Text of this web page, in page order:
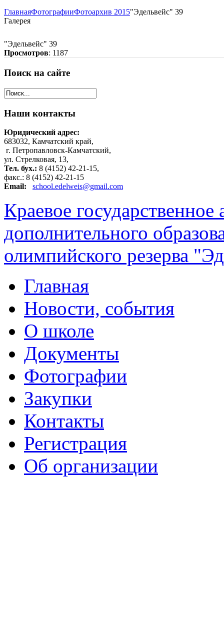
ГлавнаяФотографииФотоархив 2015"Эдельвейс" 39
Галерея
"Эдельвейс" 39
Просмотров: 1187
Поиск на сайте
Наши контакты
Юридический адрес:
683032, Камчатский край,
г. Петропавловск-Камчатский,
ул. Стрелковая, 13,
Тел. бух.: 8 (4152) 42-21-15,
факс.: 8 (4152) 42-21-15
Email:
school.edelweis@gmail.com
Краевое
дополнительного
олимпийского резерва
Главная
Новости, события
О школе
Документы
Фотографии
Закупки
Контакты
Регистрация
Об организации